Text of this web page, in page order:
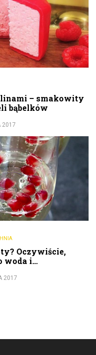
– smakowity
bąbelków
2017
Oczywiście,
woda i…
2017